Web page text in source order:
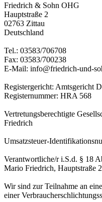
Friedrich & Sohn OHG
Hauptstraße 2
02763 Zittau
Deutschland
Tel.: 03583/706708
Fax: 03583/700238
E-Mail: info@friedrich-und-
Registergericht: Amtsgericht
Registernummer: HRA 568
Vertretungsberechtigte
Friedrich
Umsatzsteuer-
Verantwortliche/r i.S.d. § 18
Mario Friedrich, Hauptstraße
Wir sind zur Teilnahme an
einer